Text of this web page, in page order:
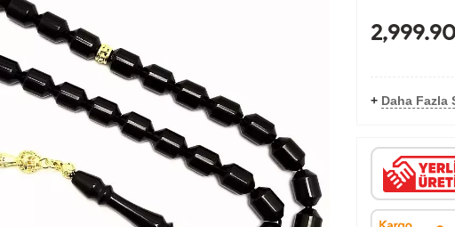
2,999.90
+ Daha Fazla